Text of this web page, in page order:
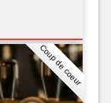
Coup de coeur